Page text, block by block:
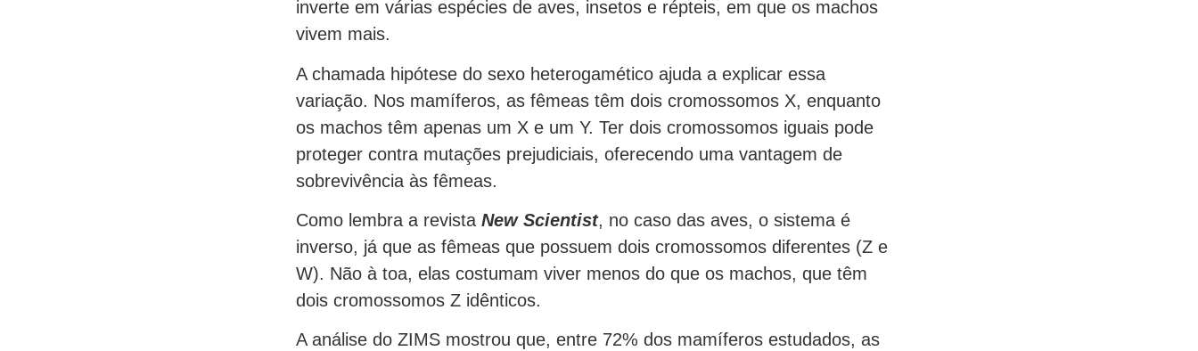
inverte em várias espécies de aves, insetos e répteis, em que os machos
vivem mais.
A chamada hipótese do sexo heterogamético ajuda a explicar essa
variação. Nos mamíferos, as fêmeas têm dois cromossomos X, enquanto
os machos têm apenas um X e um Y. Ter dois cromossomos iguais pode
proteger contra mutações prejudiciais, oferecendo uma vantagem de
sobrevivência às fêmeas.
Como lembra a revista New Scientist, no caso das aves, o sistema é
inverso, já que as fêmeas que possuem dois cromossomos diferentes (Z e
W). Não à toa, elas costumam viver menos do que os machos, que têm
dois cromossomos Z idênticos.
A análise do ZIMS mostrou que, entre 72% dos mamíferos estudados, as